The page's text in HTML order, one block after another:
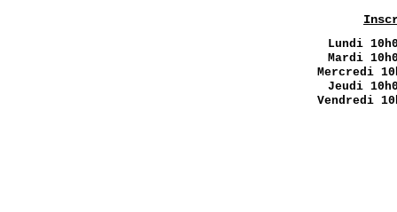
Lundi
Mardi
Mercredi
Jeudi
Vendredi